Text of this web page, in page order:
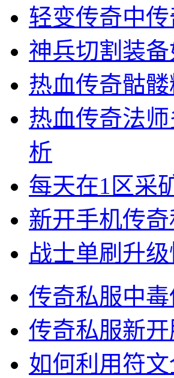
轻变传奇中
神兵切割装
热血传奇骷
热血传奇法
析
每天在1区采
新开手机传
战士单刷升
传奇私服中
传奇私服新
如何利用符